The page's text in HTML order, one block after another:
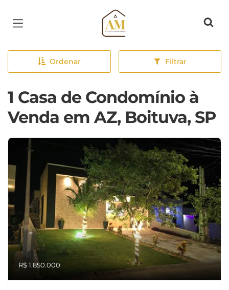
Página inicial
Ordenar Filtrar
1 Casa de Condomínio à
Venda em AZ, Boituva, SP
R$ 1.850.000